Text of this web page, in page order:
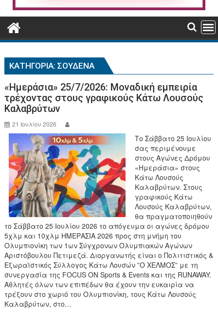
ΚΑΤΗΓΟΡΊΑ:ΣΟΥΔΕΝΑ
«Ημεράσια» 25/7/2026: Μοναδική εμπειρία
τρέχοντας στους γραφικούς Κάτω Λουσούς
Καλαβρύτων
21 Ιουλίου 2026
Το Σάββατο 25 Ιουλίου
σας περιμένουμε
στους Αγώνες Δρόμου
«Ημεράσια» στους
Κάτω Λουσούς
Καλαβρύτων. Στους
γραφικούς Κάτω
Λουσούς Καλαβρύτων,
θα πραγματοποιηθούν
το Σάββατο 25 Ιουλίου 2026 το απόγευμα οι αγώνες δρόμου
5χλμ και 10χλμ ΗΜΕΡΑΣΙΑ 2026 προς στη μνήμη του
Ολυμπιονίκη των 1ων Σύγχρονων Ολυμπιακών Αγώνων
Αριστόβουλου Πετιμεζά. Διοργανωτής είναι ο Πολιτιστικός &
Εξωραϊστικός Σύλλογος Κάτω Λουσών ”Ο ΧΕΛΜΟΣ” με τη
συνεργασία της FOCUS ON Sports & Events και της RUNAWAY.
Αθλητές όλων των επιπέδων θα έχουν την ευκαιρία να
τρέξουν στο χωριό του Ολυμπιονίκη, τους Κάτω Λουσούς
Καλαβρύτων, στο…